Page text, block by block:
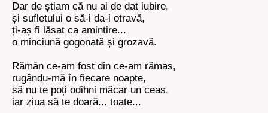
Dar de știam că nu ai de dat iubire,
și sufletului o să-i da-i otravă,
ți-aș fi lăsat ca amintire...
o minciună gogonată și grozavă.
Rămân ce-am fost din ce-am rămas,
rugându-mă în fiecare noapte,
să nu te poți odihni măcar un ceas,
iar ziua să te doară... toate...